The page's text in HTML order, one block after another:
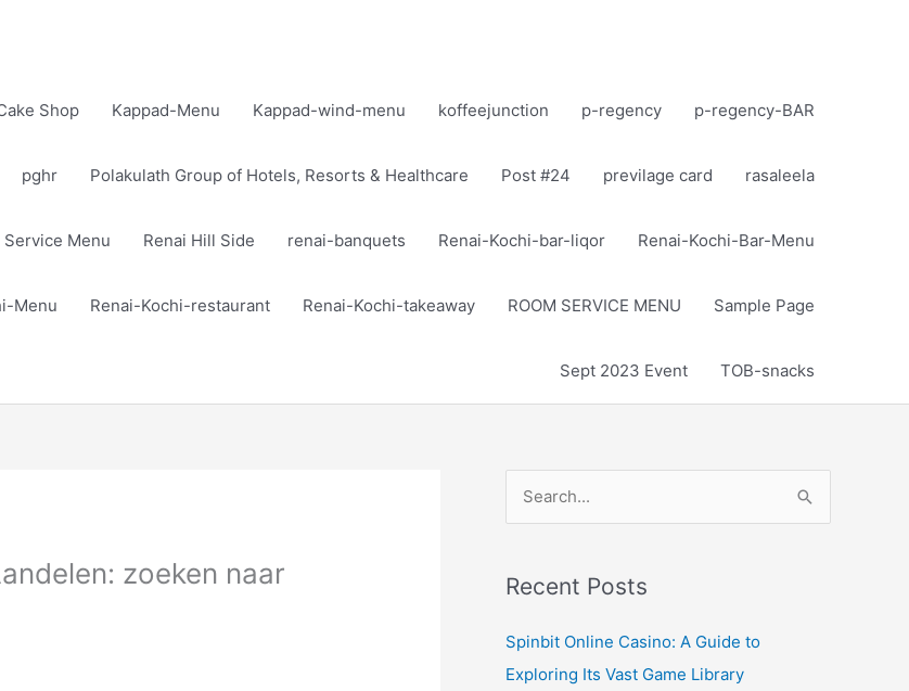
Shop Kappad-Menu Kappad-wind-menu koffeejunction p-regency p-regency-BAR
pghr Polakulath Group of Hotels, Resorts & Healthcare Post #24 previlage card rasaleela
Service Menu Renai Hill Side renai-banquets Renai-Kochi-bar-liqor Renai-Kochi-Bar-Menu
Menu Renai-Kochi-restaurant Renai-Kochi-takeaway ROOM SERVICE MENU Sample Page
Sept 2023 Event TOB-snacks
zoeken naar
r
h
f
Recent Posts
Spinbit Online Casino: A Guide to
Exploring Its Vast Game Library